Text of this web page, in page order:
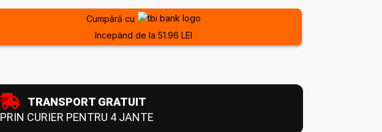
Cumpără cu
începând de la 51.96 LEI
TRANSPORT GRATUIT
PRIN CURIER PENTRU 4 JANTE